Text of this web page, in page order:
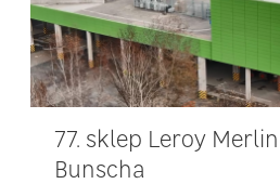
77. sklep Leroy
Bunscha